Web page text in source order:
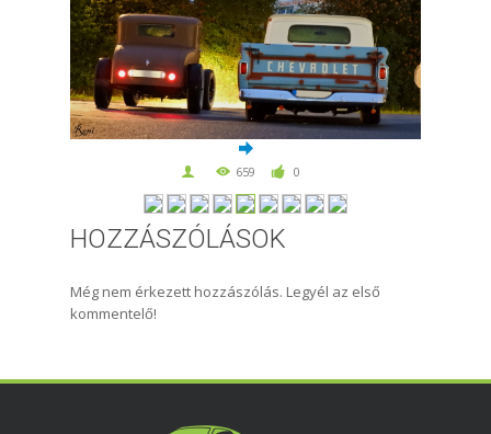
659 0
HOZZÁSZÓLÁSOK
Még nem érkezett hozzászólás. Legyél az első
kommentelő!